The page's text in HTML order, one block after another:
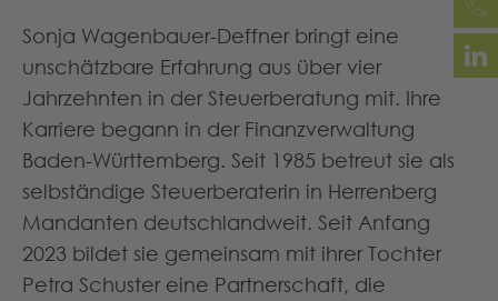
Sonja Wagenbauer-Deffner bringt eine
unschätzbare Erfahrung aus über vier
Jahrzehnten in der Steuerberatung mit. Ihre
Karriere begann in der Finanzverwaltung
Baden-Württemberg. Seit 1985 betreut sie als
selbständige Steuerberaterin in Herrenberg
Mandanten deutschlandweit. Seit Anfang
2023 bildet sie gemeinsam mit ihrer Tochter
Petra Schuster eine Partnerschaft, die